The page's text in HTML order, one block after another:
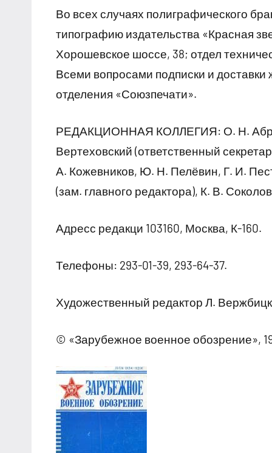
Во всех случаях полиграфического
типографию издательства «Красная
Хорошевское шоссе, 38; отдел
Всеми вопросами подписки и
отделения «Союзпечати».
РЕДАКЦИОННАЯ КОЛЛЕГИЯ: О. Н.
Вертеховский (ответственный
А. Кожевников, Ю. Н. Пелёвин, Г. И.
(зам. главного редактора), К. В.
Адресс редакци 103160, Москва, К-160.
Телефоны: 293-01-39, 293-64-37.
Художественный редактор Л.
© «Зарубежное военное обозрение»,